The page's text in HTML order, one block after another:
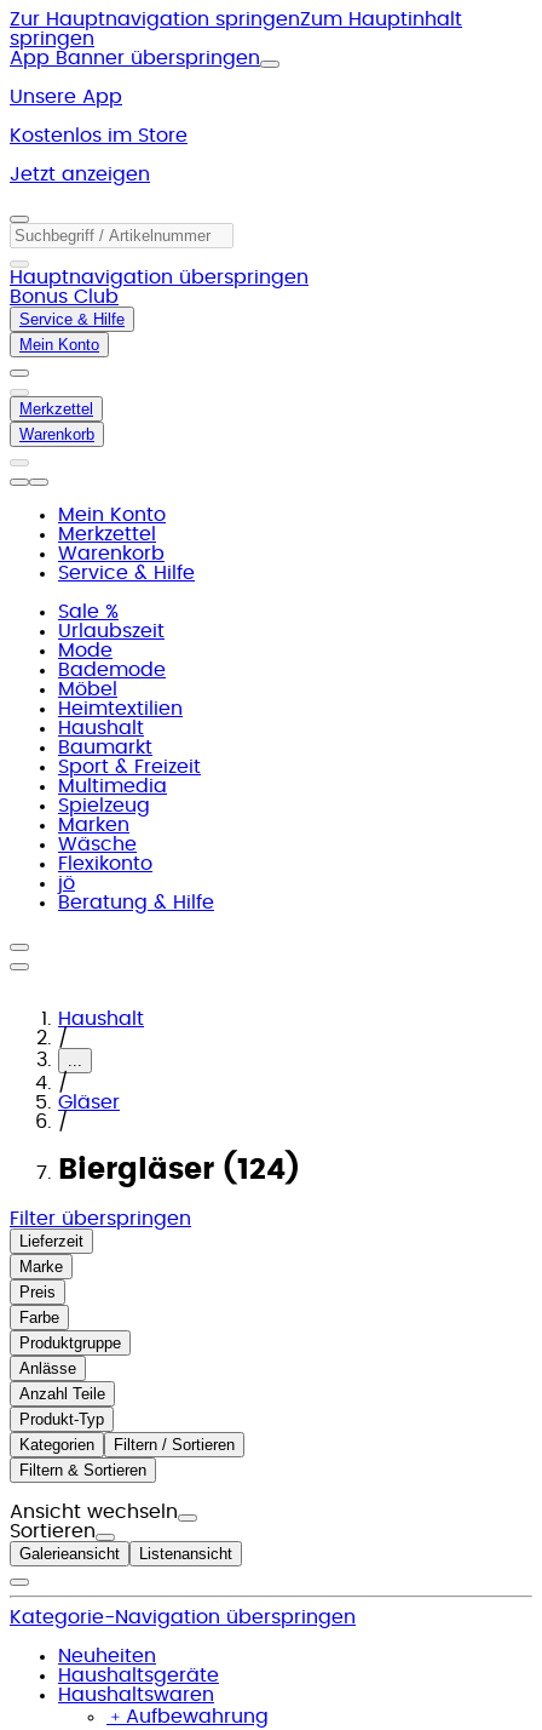
Zur Hauptnavigation springenZum Hauptinhalt
springen
App Banner überspringen
Unsere App
Kostenlos im Store
Jetzt anzeigen
Hauptnavigation überspringen
Bonus Club
Service & Hilfe
Mein Konto
Merkzettel
Warenkorb
Mein Konto
Merkzettel
Warenkorb
Service & Hilfe
Sale %
Urlaubszeit
Mode
Bademode
Möbel
Heimtextilien
Haushalt
Baumarkt
Sport & Freizeit
Multimedia
Spielzeug
Marken
Wäsche
Flexikonto
jö
Beratung & Hilfe
Haushalt
/
...
/
Gläser
/
Biergläser (124)
Filter überspringen
Lieferzeit
Marke
Preis
Farbe
Produktgruppe
Anlässe
Anzahl Teile
Produkt-Typ
Kategorien
Filtern / Sortieren
Filtern & Sortieren
Ansicht wechseln
Sortieren
Galerieansicht Listenansicht
Kategorie-Navigation überspringen
Neuheiten
Haushaltsgeräte
Haushaltswaren
﹢ Aufbewahrung